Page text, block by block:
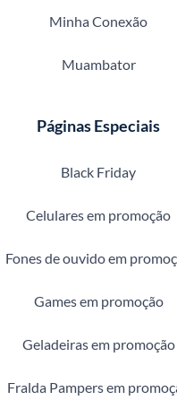
Minha Conexão
Muambator
Páginas Especiais
Black Friday
Celulares em promoção
Fones de ouvido em
Games em promoção
Geladeiras em promoção
Fralda Pampers em